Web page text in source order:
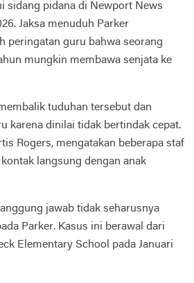
sidang pidana di Newport News
Jaksa menuduh Parker
peringatan guru bahwa seorang
mungkin membawa senjata ke
tuduhan tersebut dan
karena dinilai tidak bertindak cepat.
Rogers, mengatakan beberapa staf
langsung dengan anak
jawab tidak seharusnya
Parker. Kasus ini berawal dari
Elementary School pada Januari